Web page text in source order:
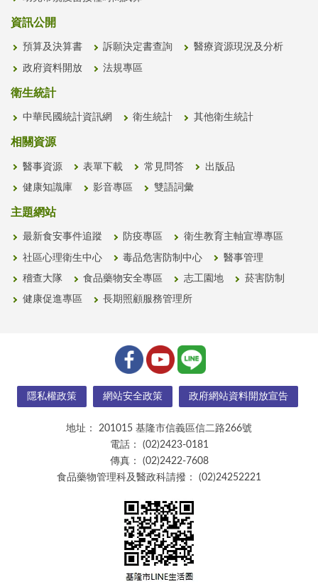
資訊公開
預算及決算書 訴願決定書查詢 醫療資源現況及分析
政府資料開放 法規專區
衛生統計
中華民國統計資訊網 衛生統計 其他衛生統計
相關資源
醫事資源 表單下載 常見問答 出版品
健康知識庫 影音專區 雙語詞彙
主題網站
最新食安事件追蹤 防疫專區 衛生教育主軸宣導專區
社區心理衛生中心 毒品危害防制中心 醫事管理
稽查大隊 食品藥物安全專區 志工園地 菸害防制
健康促進專區 長期照顧服務管理所
隱私權政策 網站安全政策 政府網站資料開放宣告
地址：
201015 基隆市信義區信二路266號
電話：
(02)2423-0181
傳真：
(02)2422-7608
食品藥物管理科及醫政科請撥：
(02)24252221